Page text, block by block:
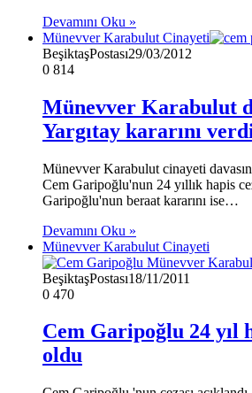
Devamını Oku »
Münevver Karabulut Cinayeti
BeşiktaşPostası29/03/2012
0 814
Münevver Karabulut
Yargıtay kararını
Münevver Karabulut cinayeti
Cem Garipoğlu'nun 24 yıllık hapis
Garipoğlu'nun beraat kararını ise…
Devamını Oku »
Münevver Karabulut Cinayeti
BeşiktaşPostası18/11/2011
0 470
Cem Garipoğlu 24 yıl
oldu